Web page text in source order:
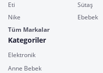
Eti
Sütaş
Nike
Ebebek
Tüm Markalar
Kategoriler
Elektronik
Anne Bebek